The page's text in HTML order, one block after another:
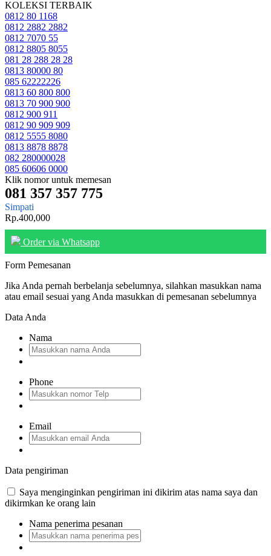
KOLEKSI TERBAIK
0812 80 1168
0812 2882 2882
0812 7070 55
0812 8805 8055
081 28 288 28 28
0813 80000 80
085 62222226
0813 60 800 800
0813 70 900 900
0812 900 911
0812 90 909 909
0812 5555 8080
0813 8878 8878
082 280000028
085 60606 0000
Klik nomor untuk memesan
081 357 357 775
Simpati
Rp.400,000
Order via Whatsapp
Form Pemesanan
Jika Anda pernah berbelanja sebelumnya, silahkan masukkan nama
atau email sesuai yang Anda masukkan di pemesanan sebelumnya
Data Anda
Nama
Phone
Email
Data pengiriman
Saya menginginkan pengiriman ini dikirim atas nama saya dan
dikirmkan ke orang lain
Nama penerima pesanan